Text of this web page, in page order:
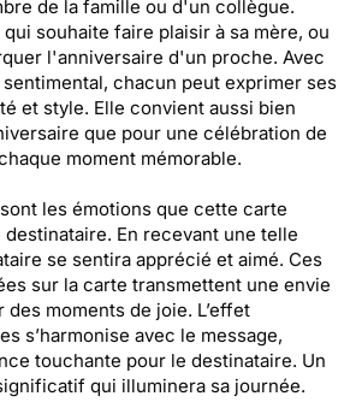
de la famille ou d'un collègue.
souhaite faire plaisir à sa mère, ou
l'anniversaire d'un proche. Avec
chacun peut exprimer ses
et style. Elle convient aussi bien
que pour une célébration de
moment mémorable.
les émotions que cette carte
En recevant une telle
se sentira apprécié et aimé. Ces
sur la carte transmettent une envie
moments de joie. L’effet
s’harmonise avec le message,
touchante pour le destinataire. Un
qui illuminera sa journée.